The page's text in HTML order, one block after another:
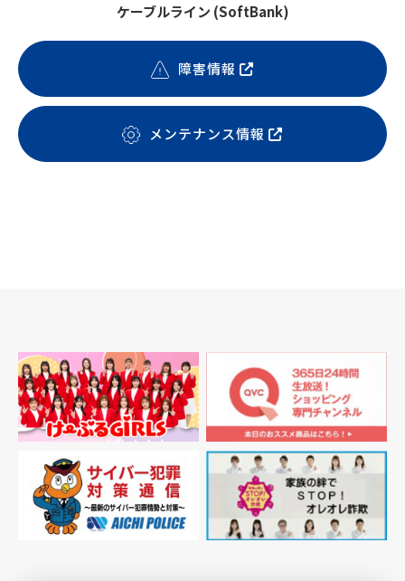
ケーブルライン (SoftBank)
障害情報
メンテナンス情報